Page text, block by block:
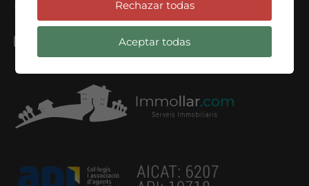
+34 678 396 059
info@immollar.com
Rechazar todas
Aceptar todas